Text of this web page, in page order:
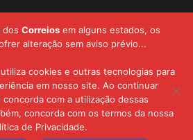
Armarinhos DUM DUM | Todos os Direitos
Reservados
dos Correios em alguns estados, os
alteração sem aviso prévio...
cookies e outras tecnologias para
em nosso site. Ao continuar
com a utilização dessas
concorda com os termos da nossa
de Privacidade.